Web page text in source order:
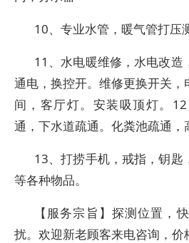
10、专业水管，暖气管打压
11、水电暖维修，水电改造
通电，换控开。维修更换开关，
间，客厅灯。安装吸顶灯。
通，下水道疏通。化粪池疏通，
13、打捞手机，戒指，钥匙
等各种物品。
【服务宗旨】探测位置，
扰。欢迎新老顾客来电咨询，价